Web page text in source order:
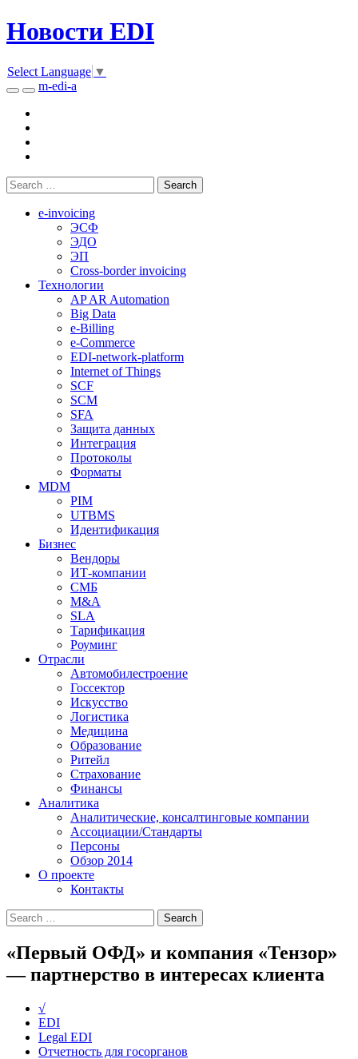
Новости EDI
Select Language ▼
m-edi-a
e-invoicing
ЭСФ
ЭДО
ЭП
Cross-border invoicing
Технологии
AP AR Automation
Big Data
e-Billing
e-Commerce
EDI-network-platform
Internet of Things
SCF
SCM
SFA
Защита данных
Интеграция
Протоколы
Форматы
MDM
PIM
UTBMS
Идентификация
Бизнес
Вендоры
ИТ-компании
СМБ
M&A
SLA
Тарификация
Роуминг
Отрасли
Автомобилестроение
Госсектор
Искусство
Логистика
Медицина
Образование
Ритейл
Страхование
Финансы
Аналитика
Аналитические, консалтинговые компании
Ассоциации/Стандарты
Персоны
Обзор 2014
О проекте
Контакты
«Первый ОФД» и компания «Тензор»
— партнерство в интересах клиента
√
EDI
Legal EDI
Отчетность для госорганов